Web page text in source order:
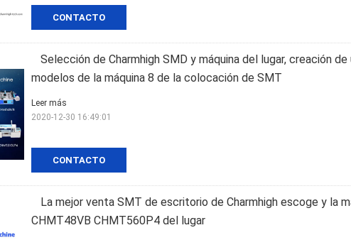
CONTACTO
Selección de Charmhigh SMD y máquina del lugar, creación
modelos de la máquina 8 de la colocación de SMT
CONTACTO
Leer más
2020-12-30 16:49:01
La mejor venta SMT de escritorio de Charmhigh escoge y la
CHMT48VB CHMT560P4 del lugar